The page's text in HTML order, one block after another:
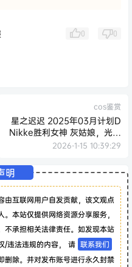
0 0
cos鉴赏
星之迟迟 2025年03月计划D
Nikke胜利女神 灰姑娘，光影
交织下的赛博童话与未来战姬
2026-1-15 10:39:29
明
由互联网用户自发贡献，该文观点
。本站仅提供网络资源分享服务，
不承担相关法律责任。如发现本站
/违法违规的内容， 请 联系我们
删除。并对发布账号进行永久封禁